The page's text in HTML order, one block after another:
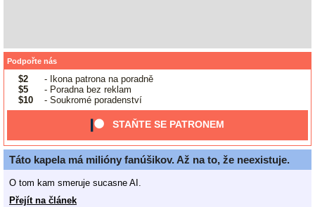
Podpořte nás
$2
- Ikona patrona na poradně
$5
- Poradna bez reklam
$10
- Soukromé poradenství
STAŇTE SE PATRONEM
Táto kapela má milióny fanúšikov. Až na to, že neexistuje.
O tom kam smeruje sucasne AI.
Přejít na článek